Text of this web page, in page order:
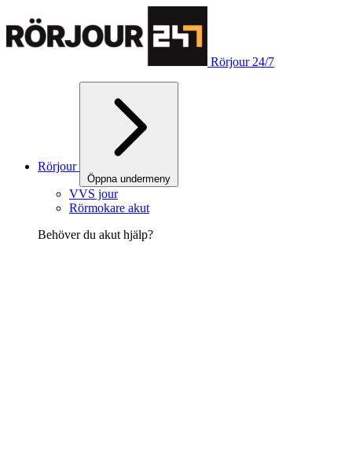
Rörjour 24/7
Rörjour
Öppna undermeny
VVS jour
Rörmokare akut
Behöver du akut hjälp?